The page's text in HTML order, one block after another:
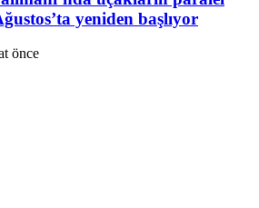
yeniden başlıyor
önce